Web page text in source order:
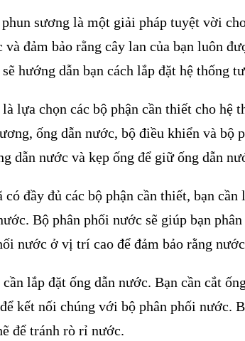
sương là một giải pháp tuyệt vời
đảm bảo rằng cây lan của bạn luôn
hướng dẫn bạn cách lắp đặt hệ thống
lựa chọn các bộ phận cần thiết cho hệ
ống dẫn nước, bộ điều khiển và bộ
dẫn nước và kẹp ống để giữ ống dẫn
có đầy đủ các bộ phận cần thiết, bạn
Bộ phân phối nước sẽ giúp bạn
nước ở vị trí cao để đảm bảo rằng
lắp đặt ống dẫn nước. Bạn cần cắt
kết nối chúng với bộ phân phối nước.
để tránh rò rỉ nước.